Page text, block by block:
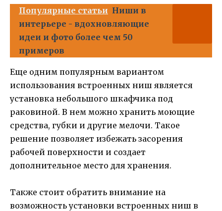
Популярные статьи Ниши в
интерьере - вдохновляющие
идеи и фото более чем 50
примеров
Еще одним популярным вариантом
использования встроенных ниш является
установка небольшого шкафчика под
раковиной. В нем можно хранить моющие
средства, губки и другие мелочи. Такое
решение позволяет избежать засорения
рабочей поверхности и создает
дополнительное место для хранения.
Также стоит обратить внимание на
возможность установки встроенных ниш в